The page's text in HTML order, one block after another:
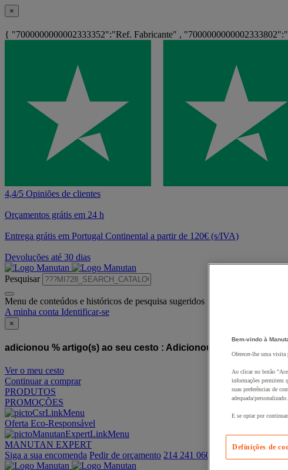
×
{ "7000000000002333352":"Ref. Fabricante" ,
4,4/5 Opiniões de clientes
Orçamentos grátis em 24 h
Entrega grátis em Portugal Continental a partir de 120€ (s/IVA)
Devoluções até 30 dias
Pesquisar
Menu de conteúdos e históricos de pesquisa sugeridos
A minha conta Identificar-se
×
adicionou % artigo(s) ao seu cesto : Adicionou este artigo ao
Ver o meu cesto
Continuar a comprar
PRODUTOS
PROMOÇÕES
Oferta Eco-Responsável
MANUTAN EXPERT
Siga a sua encomenda Pedir de orçamento 214 241 060
Bem-vindo à
Oferecer-lhe uma visita
Ao clicar no botão
informações permitem
suas preferências de
adequada/
E se optar por
Definições de